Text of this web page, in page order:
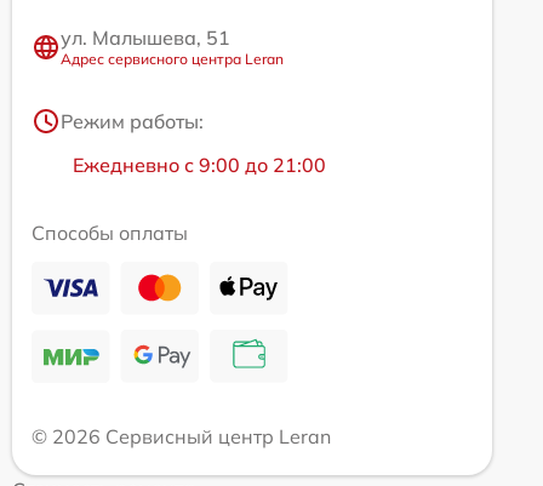
ул. Малышева, 51
Адрес сервисного центра Leran
Режим работы:
Ежедневно с 9:00 до 21:00
Способы оплаты
© 2026 Сервисный центр Leran